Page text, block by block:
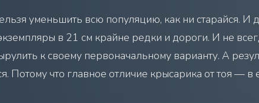
уменьшить всю популяцию, как ни старайся. И
в 21 см крайне редки и дороги. И не
к своему первоначальному варианту. А
Потому что главное отличие крысарика от тоя — в